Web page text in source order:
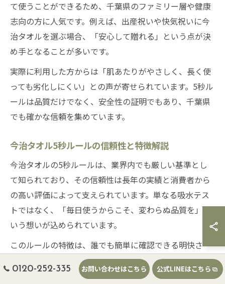
て使うことができるため、千葉県のファミリー層や健康
志向の方に人気です。例えば、出産祝いや快気祝いに今
治タオルを選ぶ場合、「安心して贈れる」という点が決
め手となることが多いです。
実際に利用した方からは「肌あたりがやさしく、長く使
っても劣化しにくい」との声が寄せられています。5秒ル
ールは品質だけでなく、安全性の証明でもあり、千葉県
でも確かな信頼を集めています。
今治タオル5秒ルールの信頼性と特徴解説
今治タオルの5秒ルールは、業界内でも厳しい基準とし
て知られており、その信頼性は長年の実績と消費者から
の高い評価によって支えられています。単なる吸水テス
トではなく、「毎日使うからこそ、変わらぬ品質を」と
いう想いが込められています。
このルールの特徴は、誰でも簡単に確認できる明快さ
と、製造過程での徹底した再現性にあります。実際に千
葉県の店舗でも体験コーナーを設けている場合があり、
0120-252-335 お問い合わせはこちら 公式LINEはこちら